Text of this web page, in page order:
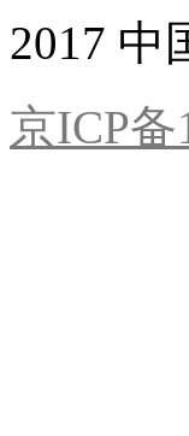
2017 中
京ICP备